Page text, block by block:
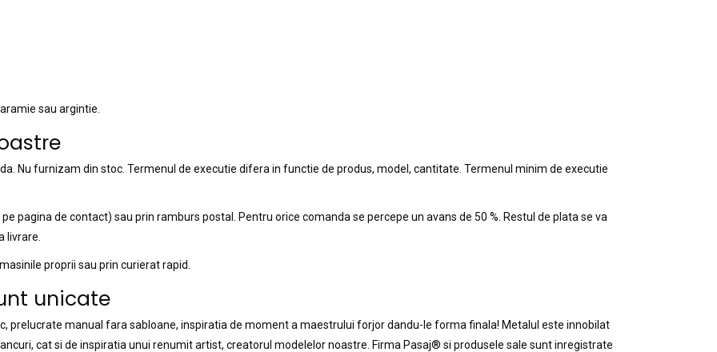
sau argintie.
Nu furnizam din stoc. Termenul de executie difera in functie de produs, model, cantitate. Termenul minim de executie
pagina de contact) sau prin ramburs postal. Pentru orice comanda se percepe un avans de 50 %. Restul de plata se va
livrare.
proprii sau prin curierat rapid.
unicate
prelucrate manual fara sabloane, inspiratia de moment a maestrului forjor dandu-le forma finala! Metalul este innobilat
cat si de inspiratia unui renumit artist, creatorul modelelor noastre. Firma Pasaj® si produsele sale sunt inregistrate